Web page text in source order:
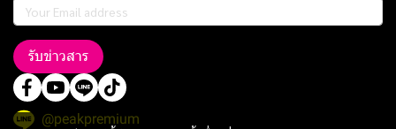
รับข่าวสาร
@peakpremium